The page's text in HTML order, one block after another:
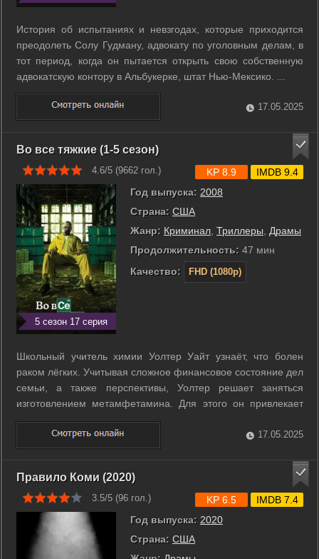
История об испытаниях и невзгодах, которые приходится
преодолеть Солу Гудману, адвокату по уголовным делам, в
тот период, когда он пытается открыть свою собственную
адвокатскую контору в Альбукерке, штат Нью-Мексико. ...
17.05.2025
Во все тяжкие (1-5 сезон)
4.6/5 (9662 гол.)
5 сезон 17 серия
Год выпуска: 2008
Страна: США
Жанр: Криминал Триллеры
Драмы
Продолжительность: 47 мин
Качество:
FHD (1080p)
KP 8.9 IMDB 9.4
Школьный учитель химии Уолтер Уайт узнаёт, что болен
раком лёгких. Учитывая сложное финансовое состояние дел
семьи, а также перспективы, Уолтер решает заняться
изготовлением метамфетамина. Для этого он привлекает
своего бывшего ученика Джесси Пинкмана, когда-то
исключённого из школы при активном содействии Уайта.
Пинкман сам занимался варкой мета, ...
17.05.2025
Правило Коми (2020)
3.5/5 (96 гол.)
Год выпуска: 2020
Страна: США
KP 6.5 IMDB 7.4